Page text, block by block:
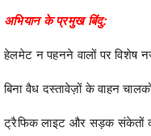
अभियान के प्रमुख बिंदु:
हेलमेट न पहनने वालों पर विशेष
बिना वैध दस्तावेज़ों के वाहन चालकों
ट्रैफिक लाइट और सड़क संकेतों